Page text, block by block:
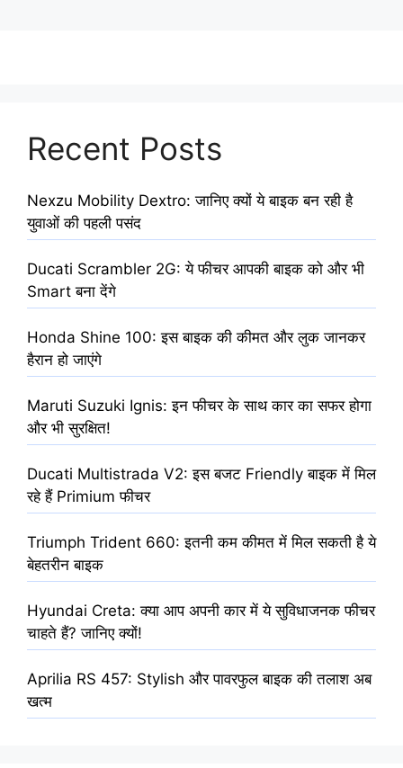
Recent Posts
Nexzu Mobility Dextro: जानिए क्यों ये बाइक बन रही है
युवाओं की पहली पसंद
Ducati Scrambler 2G: ये फीचर आपकी बाइक को और भी
Smart बना देंगे
Honda Shine 100: इस बाइक की कीमत और लुक जानकर
हैरान हो जाएंगे
Maruti Suzuki Ignis: इन फीचर के साथ कार का सफर होगा
और भी सुरक्षित!
Ducati Multistrada V2: इस बजट Friendly बाइक में मिल
रहे हैं Primium फीचर
Triumph Trident 660: इतनी कम कीमत में मिल सकती है ये
बेहतरीन बाइक
Hyundai Creta: क्या आप अपनी कार में ये सुविधाजनक फीचर
चाहते हैं? जानिए क्यों!
Aprilia RS 457: Stylish और पावरफुल बाइक की तलाश अब
खत्म